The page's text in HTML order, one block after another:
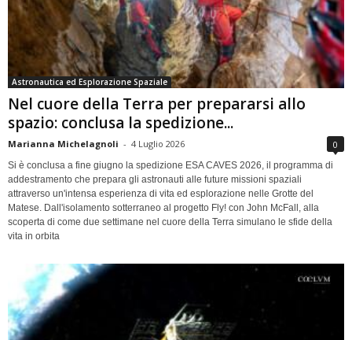
Astronautica ed Esplorazione Spaziale
Nel cuore della Terra per prepararsi allo
spazio: conclusa la spedizione...
Marianna Michelagnoli - 4 Luglio 2026 0
Si è conclusa a fine giugno la spedizione ESA CAVES 2026, il programma di
addestramento che prepara gli astronauti alle future missioni spaziali
attraverso un'intensa esperienza di vita ed esplorazione nelle Grotte del
Matese. Dall'isolamento sotterraneo al progetto Fly! con John McFall, alla
scoperta di come due settimane nel cuore della Terra simulano le sfide della
vita in orbita